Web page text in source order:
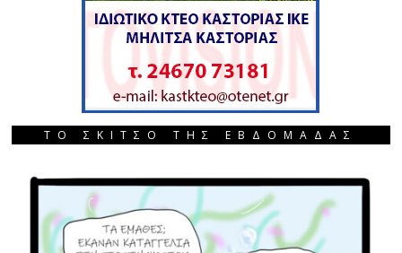
ΤΟ ΣΚΙΤΣΟ ΤΗΣ ΕΒΔΟΜΑΔΑΣ